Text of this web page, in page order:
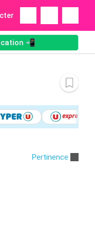
📲
Pertinence